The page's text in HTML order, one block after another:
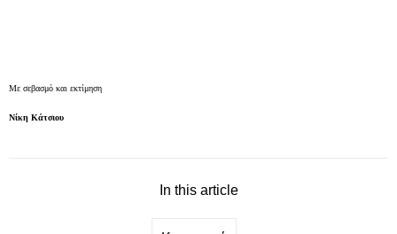
Με σεβασμό και εκτίμηση
Νίκη Κάτσιου
In this article